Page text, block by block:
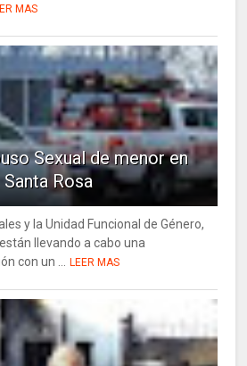
MAS
Sexual de menor en
Rosa
y la Unidad Funcional de Género,
llevando a cabo una
con un ...
LEER MAS